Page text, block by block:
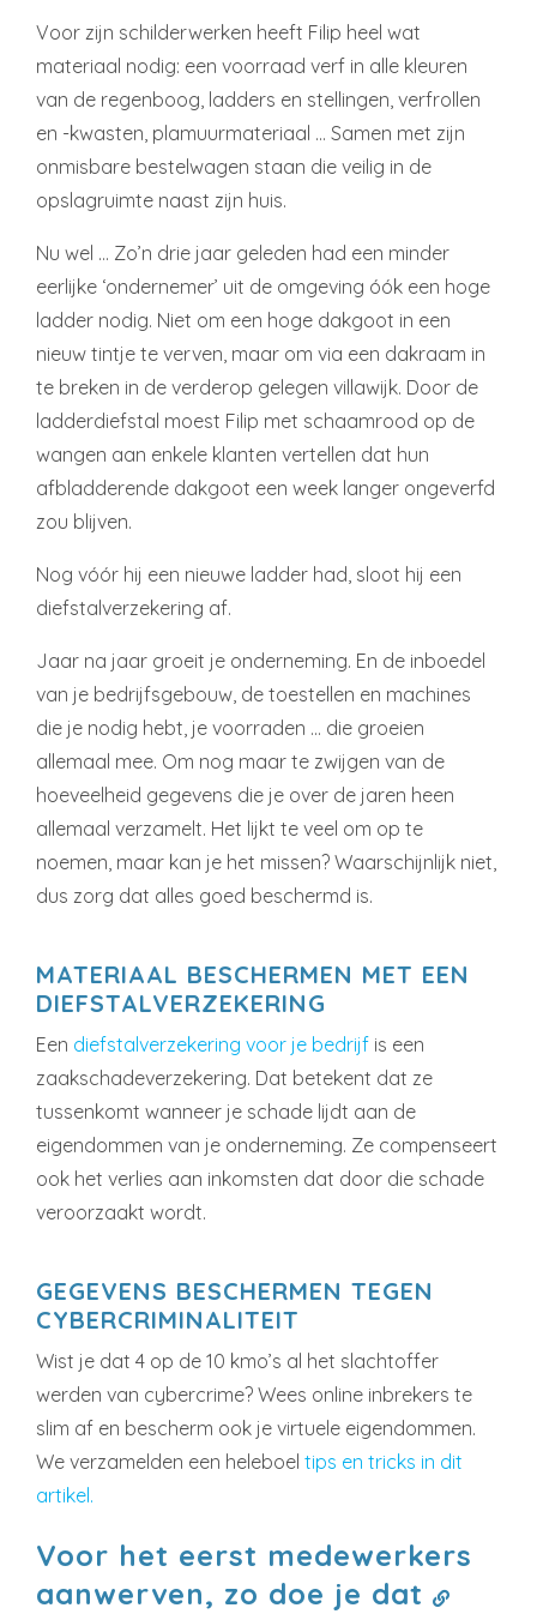
Voor zijn schilderwerken heeft Filip heel wat
materiaal nodig: een voorraad verf in alle kleuren
van de regenboog, ladders en stellingen, verfrollen
en -kwasten, plamuurmateriaal … Samen met zijn
onmisbare bestelwagen staan die veilig in de
opslagruimte naast zijn huis.
Nu wel … Zo’n drie jaar geleden had een minder
eerlijke ‘ondernemer’ uit de omgeving óók een hoge
ladder nodig. Niet om een hoge dakgoot in een
nieuw tintje te verven, maar om via een dakraam in
te breken in de verderop gelegen villawijk. Door de
ladderdiefstal moest Filip met schaamrood op de
wangen aan enkele klanten vertellen dat hun
afbladderende dakgoot een week langer ongeverfd
zou blijven.
Nog vóór hij een nieuwe ladder had, sloot hij een
diefstalverzekering af.
Jaar na jaar groeit je onderneming. En de inboedel
van je bedrijfsgebouw, de toestellen en machines
die je nodig hebt, je voorraden … die groeien
allemaal mee. Om nog maar te zwijgen van de
hoeveelheid gegevens die je over de jaren heen
allemaal verzamelt. Het lijkt te veel om op te
noemen, maar kan je het missen? Waarschijnlijk niet,
dus zorg dat alles goed beschermd is.
MATERIAAL BESCHERMEN MET EEN
DIEFSTALVERZEKERING
Een diefstalverzekering voor je bedrijf is een
zaakschadeverzekering. Dat betekent dat ze
tussenkomt wanneer je schade lijdt aan de
eigendommen van je onderneming. Ze compenseert
ook het verlies aan inkomsten dat door die schade
veroorzaakt wordt.
GEGEVENS BESCHERMEN TEGEN
CYBERCRIMINALITEIT
Wist je dat 4 op de 10 kmo’s al het slachtoffer
werden van cybercrime? Wees online inbrekers te
slim af en bescherm ook je virtuele eigendommen.
We verzamelden een heleboel tips en tricks in dit
artikel.
Voor het eerst medewerkers
aanwerven, zo doe je dat